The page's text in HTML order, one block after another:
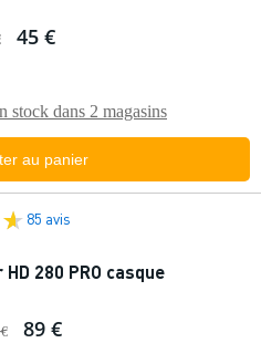
45 €
stock dans 2 magasins
au panier
85 avis
280 PRO casque
89 €